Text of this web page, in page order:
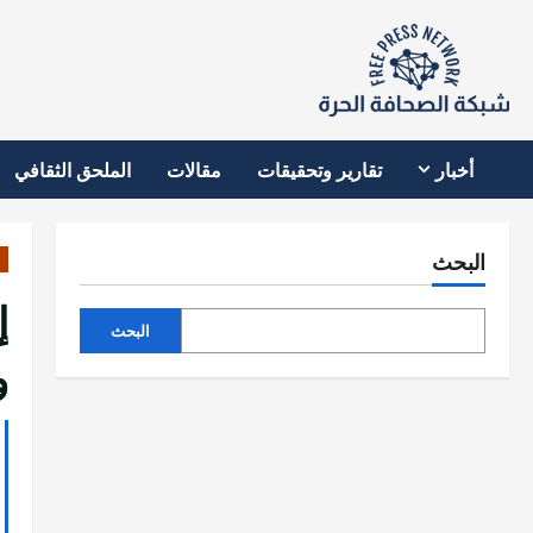
أخبار تقارير وتحقيقات مقالات الملحق الثقافي
البحث
البحث